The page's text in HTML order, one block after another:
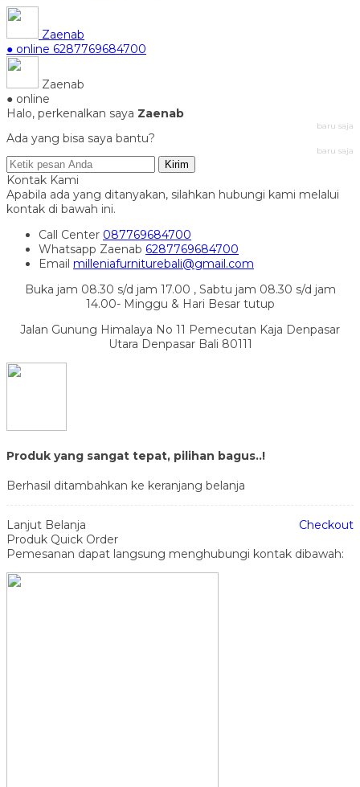
Zaenab
● online 6287769684700
Zaenab
● online
Halo, perkenalkan saya Zaenab
baru saja
Ada yang bisa saya bantu?
baru saja
Kirim
Kontak Kami
Apabila ada yang ditanyakan, silahkan hubungi kami melalui
kontak di bawah ini.
Call Center 087769684700
Whatsapp Zaenab 6287769684700
Email milleniafurniturebali@gmail.com
Buka jam 08.30 s/d jam 17.00 , Sabtu jam 08.30 s/d jam
14.00- Minggu & Hari Besar tutup
Jalan Gunung Himalaya No 11 Pemecutan Kaja Denpasar
Utara Denpasar Bali 80111
Produk yang sangat tepat, pilihan bagus..!
Berhasil ditambahkan ke keranjang belanja
Lanjut Belanja
Checkout
Produk Quick Order
Pemesanan dapat langsung menghubungi kontak dibawah: